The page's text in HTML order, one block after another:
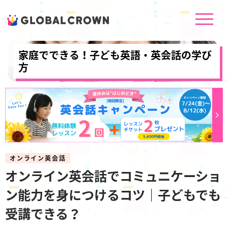
家庭でできる！子ども英語・英会話の学び
方
オンライン英会話
オンライン英会話でコミュニケーショ
ン能力を身につけるコツ｜子どもでも
受講できる？